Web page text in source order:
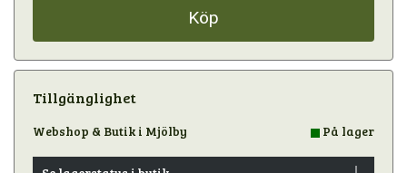
Köp
Tillgänglighet
Webshop & Butik i Mjölby På lager